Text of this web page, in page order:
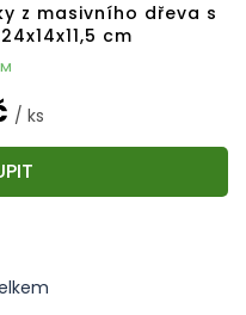
z masivního dřeva s
cm
/ ks